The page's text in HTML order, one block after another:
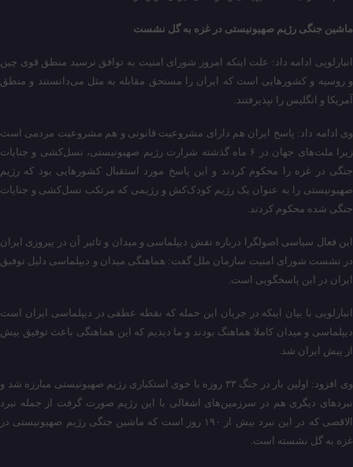
ماشین جنگی رژیم صهیونیستی در غزه به گل نشست
انبارلویی ادامه داد: علت اینکه امروز شورای امنیت به توافق نرسید منطق قوی چین
و روسیه و کشورهایی است که ایران را مستحق مقابله به مثل می‌دانستند و منطق
آمریکا و انگلیس را نپذیرفتند.
وی ادامه داد: پاسخ ایران هم دارای مشروعیت قانونی و هم مشروعیت مردمی است
زیرا ملت‌های جهان در ۶ ماه گذشته شرارت رژیم صهیونیستی، نسل‌کشی و جنایات
جنگی در غزه را محکوم کردند و این پاسخ مورد استقبال کشورهایی بود که رژیم
صهیونیستی را به عنوان یک رژیم کودک‌کش و رژیمی که مرتکب نسل‌کشی و جنایات
جنگی شده محکوم کردند.
این فعال سیاسی اصولگرا درباره نقش دیپلماسی و میدان و تاثیر آن در پیروزی ایران
در نشست شورای امنیت سازمان ملل گفت: هماهنگی میدان و دیپلماسی دلیل توفیق
ایران در این پاسخگویی است.
انبارلویی با بیان اینکه در جریان این حمله که نقطه عطفی در دیپلماسی ایران است
دیپلماسی و میدان کاملا هماهنگ بودند و ما دیدیم که این هماهنگی باعث توفیق بیش
از پیش ایران شد.
وی افزود: اولین بار در جنگ ۳۳ روزه با خوی استکباری رژیم صهیونیستی مبارزه شد و
نبردهای دیگری هم در سرزمین‌های اشغالی با این رژیم صورت گرفت از جمله نبرد
الاقصی که در این نبرد بیش از ۱۹۰ روز است که ماشین جنگی رژیم صهیونیستی در
غزه به گل نشسته است.